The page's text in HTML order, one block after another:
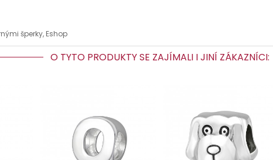
šperky, Eshop
O TYTO PRODUKTY SE ZAJÍMALI I JINÍ ZÁKAZNÍCI: